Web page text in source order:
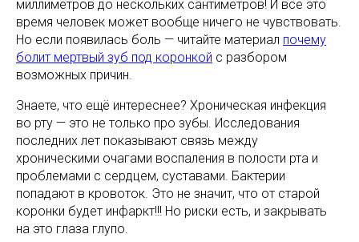
миллиметров до нескольких сантиметров! И всё это
время человек может вообще ничего не чувствовать.
Но если появилась боль — читайте материал почему
болит мертвый зуб под коронкой с разбором
возможных причин.
Знаете, что ещё интереснее? Хроническая инфекция
во рту — это не только про зубы. Исследования
последних лет показывают связь между
хроническими очагами воспаления в полости рта и
проблемами с сердцем, суставами. Бактерии
попадают в кровоток. Это не значит, что от старой
коронки будет инфаркт!!! Но риски есть, и закрывать
на это глаза глупо.